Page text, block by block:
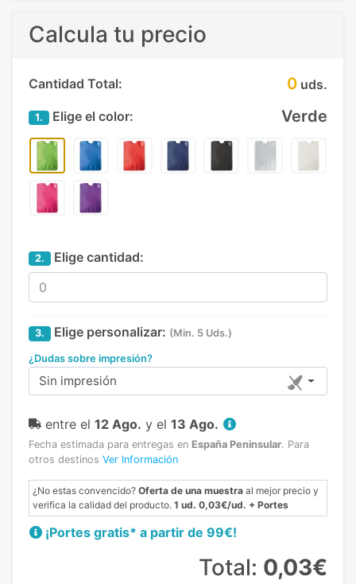
Calcula tu precio
Cantidad Total: 0 uds.
1. Elige el color: Verde
2. Elige cantidad:
3. Elige personalizar: (Min. 5 Uds.)
¿Dudas sobre impresión?
Sin impresión
entre el 12 Ago. y el 13 Ago.
Fecha estimada para entregas en España Peninsular. Para
otros destinos Ver Información
¿No estas convencido? Oferta de una muestra al mejor precio y
verifica la calidad del producto. 1 ud. 0,03€/ud. + Portes
¡Portes gratis* a partir de 99€!
Total: 0,03€